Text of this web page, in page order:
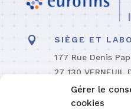
Gérer le
cookies

SIÈGE ET
177 Rue Denis
27 130 VERNEUIL
FRANCE